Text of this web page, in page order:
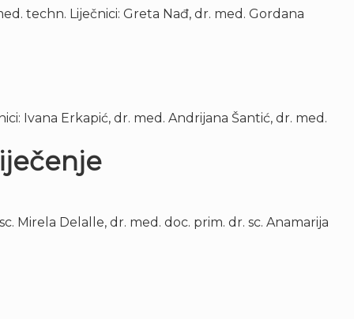
techn. Liječnici: Greta Nađ, dr. med. Gordana
Ivana Erkapić, dr. med. Andrijana Šantić, dr. med.
Mirela Delalle, dr. med. doc. prim. dr. sc. Anamarija